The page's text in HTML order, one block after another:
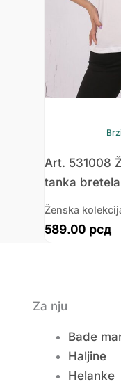
Art. 531008
tanka
Ženska
589.00 рсд
Za nju
Bade
Haljine
Helanke